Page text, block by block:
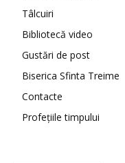
Tâlcuiri
Bibliotecă video
Gustări de post
Biserica Sfinta Treime
Contacte
Profețiile timpului